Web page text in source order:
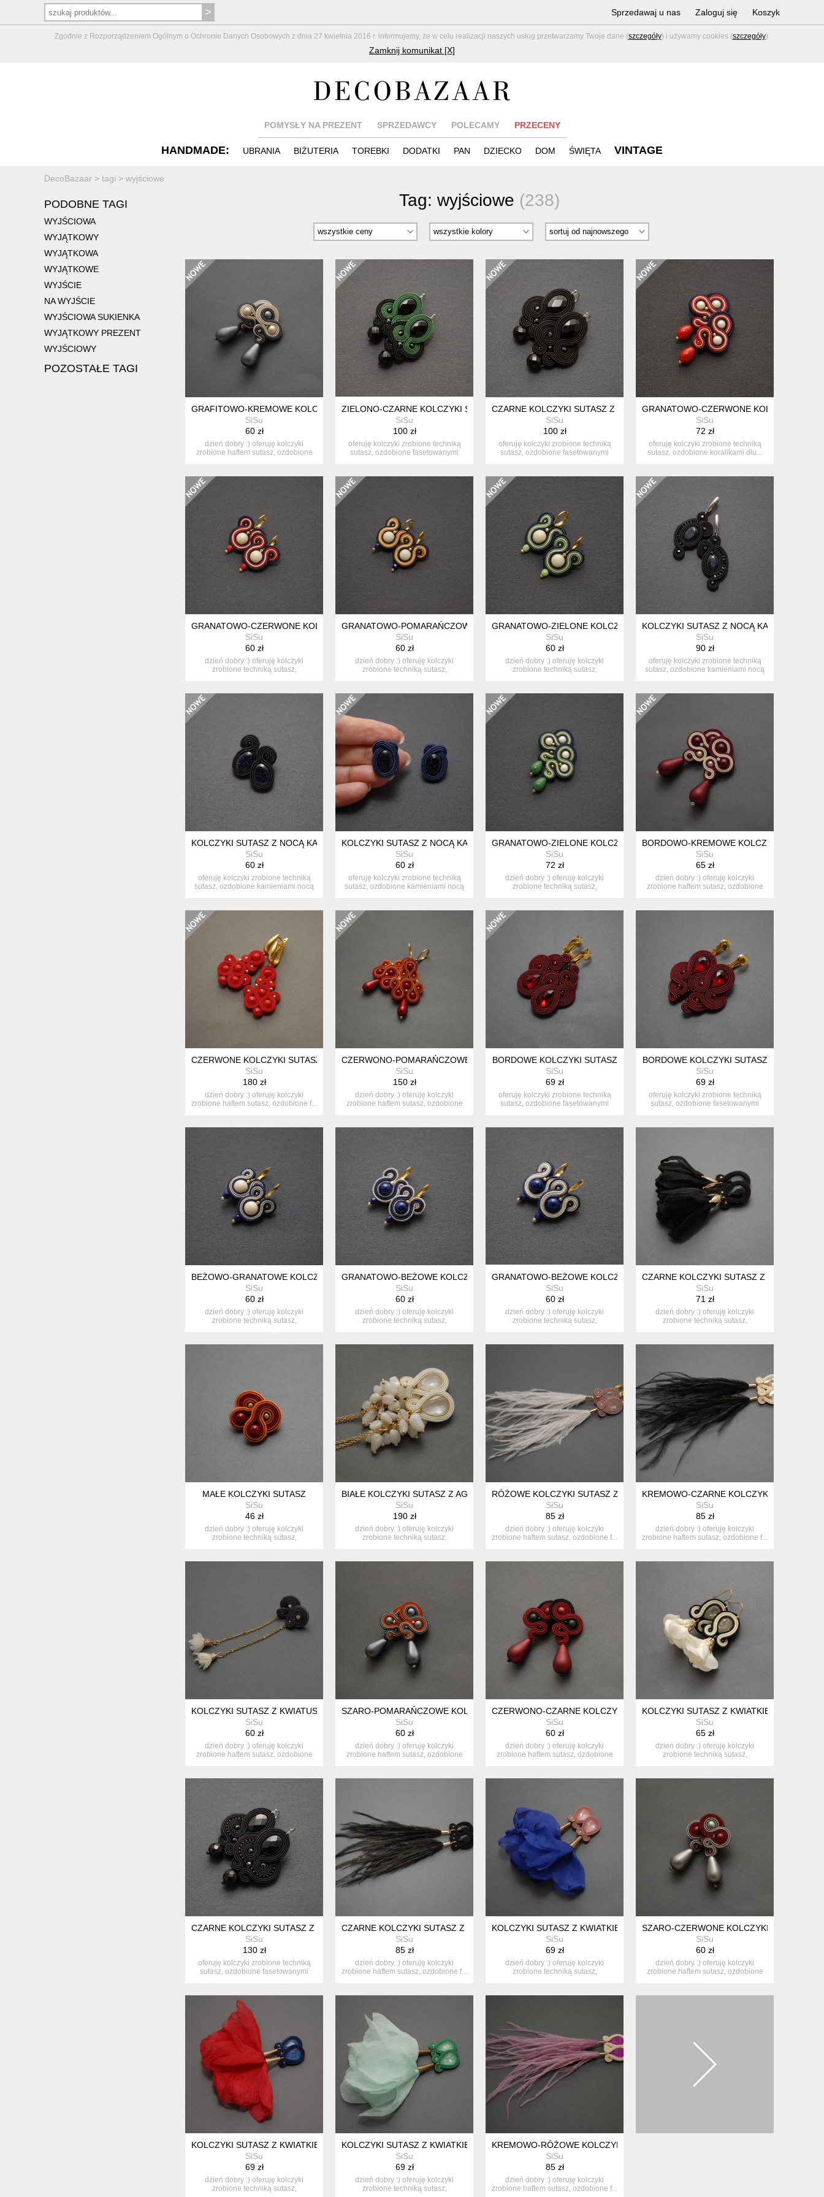
Zgodnie z Rozporządzeniem Ogólnym o Ochronie Danych Osobowych z dnia 27 kwietnia 2016 r. informujemy, że w celu realizacji naszych usług przetwarzamy Twoje dane (szczegóły) i używamy cookies (szczegóły).
Zamknij komunikat [X]
Sprzedawaj u nas Zaloguj się Koszyk
POMYSŁY NA PREZENT SPRZEDAWCY POLECAMY PRZECENY
HANDMADE: UBRANIA BIŻUTERIA TOREBKI DODATKI PAN DZIECKO DOM ŚWIĘTA VINTAGE
DecoBazaar > tagi > wyjściowe
PODOBNE TAGI
WYJŚCIOWA
WYJĄTKOWY
WYJĄTKOWA
WYJĄTKOWE
WYJŚCIE
NA WYJŚCIE
WYJŚCIOWA SUKIENKA
WYJĄTKOWY PREZENT
WYJŚCIOWY
POZOSTAŁE TAGI
Tag: wyjściowe (238)
GRAFITOWO-KREMOWE KOLCZYKI SUTASZ
SiSu
60 zł
dzień dobry :) oferuję kolczyki
zrobione haftem sutasz, ozdobione
ZIELONO-CZARNE KOLCZYKI SUTASZ Z ONYKSAMI
SiSu
100 zł
oferuję kolczyki zrobione techniką
sutasz, ozdobione fasetowanymi
CZARNE KOLCZYKI SUTASZ Z ONYKSAMI
SiSu
100 zł
oferuję kolczyki zrobione techniką
sutasz, ozdobione fasetowanymi
GRANATOWO-CZERWONE KOLCZYKI
SiSu
72 zł
oferuję kolczyki zrobione techniką
sutasz, ozdobione koralikami dłu...
GRANATOWO-CZERWONE KOLCZYKI SUTASZ
SiSu
60 zł
dzień dobry :) oferuję kolczyki
zrobione techniką sutasz,
GRANATOWO-POMARAŃCZOWE KOLCZYKI SUTASZ
SiSu
60 zł
dzień dobry :) oferuję kolczyki
zrobione techniką sutasz,
GRANATOWO-ZIELONE KOLCZYKI SUTASZ
SiSu
60 zł
dzień dobry :) oferuję kolczyki
zrobione techniką sutasz,
KOLCZYKI SUTASZ Z NOCĄ KAIRU
SiSu
90 zł
oferuję kolczyki zrobione techniką
sutasz, ozdobione kamieniami nocą
KOLCZYKI SUTASZ Z NOCĄ KAIRU
SiSu
60 zł
oferuję kolczyki zrobione techniką
sutasz, ozdobione kamieniami nocą
KOLCZYKI SUTASZ Z NOCĄ KAIRU
SiSu
60 zł
oferuję kolczyki zrobione techniką
sutasz, ozdobione kamieniami nocą
GRANATOWO-ZIELONE KOLCZYKI SUTASZ
SiSu
72 zł
dzień dobry :) oferuję kolczyki
zrobione techniką sutasz,
BORDOWO-KREMOWE KOLCZYKI SUTASZ
SiSu
65 zł
dzień dobry :) oferuję kolczyki
zrobione haftem sutasz, ozdobione
CZERWONE KOLCZYKI SUTASZ Z KORALEM
SiSu
180 zł
dzień dobry :) oferuję kolczyki
zrobione haftem sutasz, ozdobione f...
CZERWONO-POMARAŃCZOWE KOLCZYKI SUTASZ
SiSu
150 zł
dzień dobry :) oferuję kolczyki
zrobione haftem sutasz, ozdobione
BORDOWE KOLCZYKI SUTASZ
SiSu
69 zł
oferuję kolczyki zrobione techniką
sutasz, ozdobione fasetowanymi
BORDOWE KOLCZYKI SUTASZ
SiSu
69 zł
oferuję kolczyki zrobione techniką
sutasz, ozdobione fasetowanymi
BEŻOWO-GRANATOWE KOLCZYKI SUTASZ
SiSu
60 zł
dzień dobry :) oferuję kolczyki
zrobione techniką sutasz,
GRANATOWO-BEŻOWE KOLCZYKI SUTASZ
SiSu
60 zł
dzień dobry :) oferuję kolczyki
zrobione techniką sutasz,
GRANATOWO-BEŻOWE KOLCZYKI SUTASZ
SiSu
60 zł
dzień dobry :) oferuję kolczyki
zrobione techniką sutasz,
CZARNE KOLCZYKI SUTASZ Z KWIATKIEM
SiSu
71 zł
dzień dobry :) oferuję kolczyki
zrobione techniką sutasz,
MAŁE KOLCZYKI SUTASZ
SiSu
46 zł
dzień dobry :) oferuję kolczyki
zrobione techniką sutasz,
BIAŁE KOLCZYKI SUTASZ Z AGATAMI
SiSu
190 zł
dzień dobry :) oferuję kolczyki
zrobione techniką sutasz,
RÓŻOWE KOLCZYKI SUTASZ Z PIÓRAMI
SiSu
85 zł
dzień dobry :) oferuję kolczyki
zrobione haftem sutasz, ozdobione f...
KREMOWO-CZARNE KOLCZYKI SUTASZ Z
SiSu
85 zł
dzień dobry :) oferuję kolczyki
zrobione haftem sutasz, ozdobione f...
KOLCZYKI SUTASZ Z KWIATUSZKAMI
SiSu
60 zł
dzień dobry :) oferuję kolczyki
zrobione haftem sutasz, ozdobione
SZARO-POMARAŃCZOWE KOLCZYKI SUTASZ
SiSu
60 zł
dzień dobry :) oferuję kolczyki
zrobione haftem sutasz, ozdobione
CZERWONO-CZARNE KOLCZYKI SUTASZ
SiSu
60 zł
dzień dobry :) oferuję kolczyki
zrobione haftem sutasz, ozdobione
KOLCZYKI SUTASZ Z KWIATKIEM
SiSu
65 zł
dzień dobry :) oferuję kolczyki
zrobione techniką sutasz,
CZARNE KOLCZYKI SUTASZ Z ONYKSAMI
SiSu
130 zł
oferuję kolczyki zrobione techniką
sutasz, ozdobione fasetowanymi
CZARNE KOLCZYKI SUTASZ Z PIÓRAMI
SiSu
85 zł
dzień dobry :) oferuję kolczyki
zrobione haftem sutasz, ozdobione f...
KOLCZYKI SUTASZ Z KWIATKIEM
SiSu
69 zł
dzień dobry :) oferuję kolczyki
zrobione techniką sutasz,
SZARO-CZERWONE KOLCZYKI SUTASZ
SiSu
60 zł
dzień dobry :) oferuję kolczyki
zrobione haftem sutasz, ozdobione
KOLCZYKI SUTASZ Z KWIATKIEM
SiSu
69 zł
dzień dobry :) oferuję kolczyki
zrobione techniką sutasz,
KOLCZYKI SUTASZ Z KWIATKIEM
SiSu
69 zł
dzień dobry :) oferuję kolczyki
zrobione techniką sutasz,
KREMOWO-RÓŻOWE KOLCZYKI SUTASZ Z PIÓRAMI
SiSu
85 zł
dzień dobry :) oferuję kolczyki
zrobione haftem sutasz, ozdobione f...